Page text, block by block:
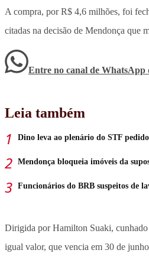
A compra, por R$ 4,6 milhões, foi
citadas na decisão de Mendonça que
Entre no canal de WhatsApp
Leia também
Dino leva ao plenário do STF
Mendonça bloqueia imóveis da
Funcionários do BRB suspeitos de
Dirigida por Hamilton Suaki, cunhado
igual valor, que vencia em 30 de